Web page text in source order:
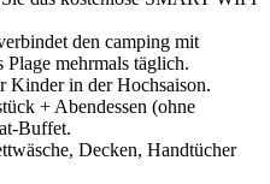
den camping mit
mehrmals täglich.
Kinder in der Hochsaison.
+ Abendessen (ohne
Buffet.
Decken, Handtücher